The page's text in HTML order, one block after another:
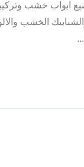
ابواب خشب
الخشب